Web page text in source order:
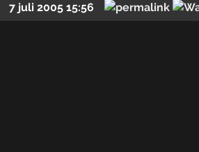
7 juli 2005 15:56